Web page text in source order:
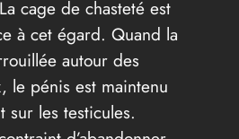
cage de chasteté est
à cet égard. Quand la
autour des
le pénis est maintenu
sur les testicules.